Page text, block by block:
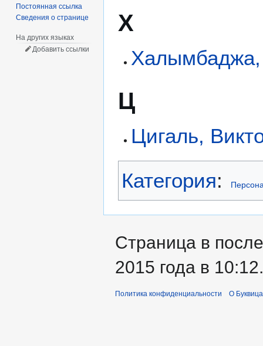
Х
Халымбаджа,
Ц
Цигаль,
Категория:
Постоянная ссылка
Сведения о странице
На других языках
Добавить ссылки
Страница в
2015 года в 10:12.
Политика конфиденциальности О Буквица